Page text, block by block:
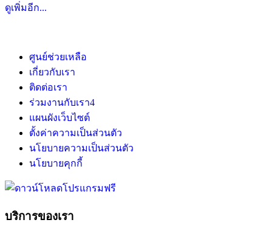
ดูเพิ่มอีก...
ศูนย์ช่วยเหลือ
เกี่ยวกับเรา
ติดต่อเรา
ร่วมงานกับเรา4
แผนผังเว็บไซต์
ตั้งค่าความเป็นส่วนตัว
นโยบายความเป็นส่วนตัว
นโยบายคุกกี้
บริการของเรา